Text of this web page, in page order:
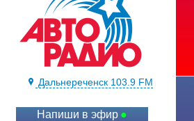
Дальнереченск 103.9 FM
Напиши в эфир